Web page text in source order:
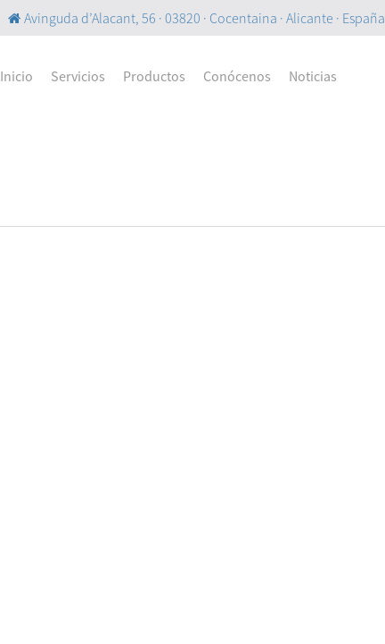
Avinguda d’Alacant, 56 · 03820 · Cocentaina · Alicante · España
Inicio Servicios Productos Conócenos Noticias